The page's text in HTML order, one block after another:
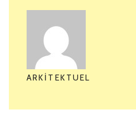
ARKITEKTUEL